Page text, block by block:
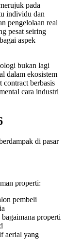
pada
individu dan
pengelolaan real
pesat seiring
aspek
bukan lagi
dalam ekosistem
berbasis
cara industri
di pasar
properti:
pembeli
properti
aerial yang